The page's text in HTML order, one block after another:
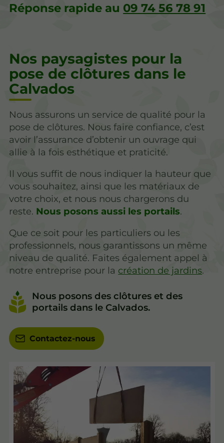
Réponse rapide au 09 74 56 78 91
Nos paysagistes pour la
pose de clôtures dans le
Calvados
Nous assurons un service de qualité pour la
pose de clôtures. Nous faire confiance, c’est
avoir l’assurance d’obtenir un ouvrage qui
allie à la fois esthétique et praticité.
Il vous suffit de nous indiquer la hauteur que
vous souhaitez, ainsi que les matériaux de
votre choix, et nous nous chargerons du
reste. Nous posons aussi les portails.
Que ce soit pour les particuliers ou les
professionnels, nous garantissons un même
niveau de qualité. Faites également appel à
notre entreprise pour la création de jardins.
Nous posons des clôtures et des
portails dans le Calvados.
Contactez-nous